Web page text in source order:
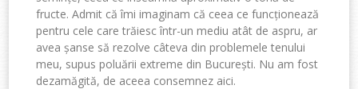
fructe. Admit că îmi imaginam că ceea ce funcționează
pentru cele care trăiesc într-un mediu atât de aspru, ar
avea șanse să rezolve câteva din problemele tenului
meu, supus poluării extreme din București. Nu am fost
dezamăgită, de aceea consemnez aici.